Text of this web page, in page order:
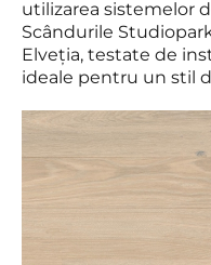
utilizarea sistemelor
Scândurile
Elveția, testate de
ideale pentru un stil